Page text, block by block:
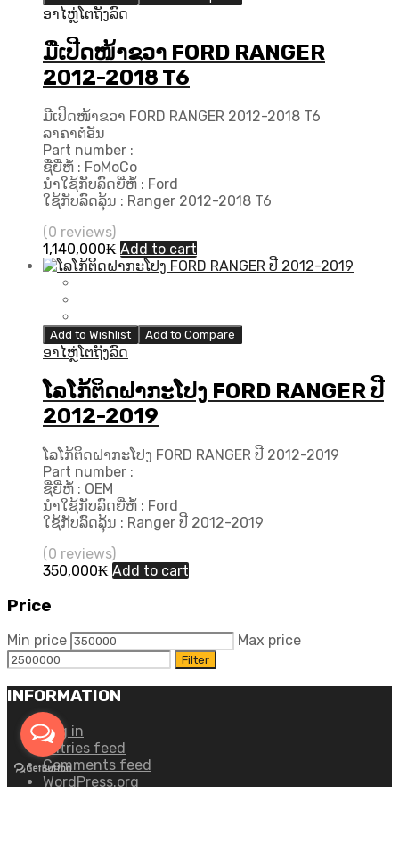
ອາໄຫຼ່ໂຕຖັງລົດ
ມືເປີດໜ້າຂວາ FORD RANGER
2012-2018 T6
ມືເປີດໜ້າຂວາ FORD RANGER 2012-2018 T6
ລາຄາຕໍ່ອັນ
Part number :
ຊື່ຍີ່ຫໍ້ : FoMoCo
ນຳໃຊ້ກັບລົດຍີ່ຫໍ້ : Ford
ໃຊ້ກັບລົດລຸ້ນ : Ranger 2012-2018 T6
(0 reviews)
1,140,000₭ Add to cart
Add to Wishlist Add to Compare
ອາໄຫຼ່ໂຕຖັງລົດ
ໂລໂກ້ຕິດຝາກະໂປງ FORD RANGER ປີ
2012-2019
ໂລໂກ້ຕິດຝາກະໂປງ FORD RANGER ປີ 2012-2019
Part number :
ຊື່ຍີ່ຫໍ້ : OEM
ນຳໃຊ້ກັບລົດຍີ່ຫໍ້ : Ford
ໃຊ້ກັບລົດລຸ້ນ : Ranger ປີ 2012-2019
(0 reviews)
350,000₭ Add to cart
Price
Min price Max price
Filter
INFORMATION
Log in
Entries feed
Comments feed
WordPress.org